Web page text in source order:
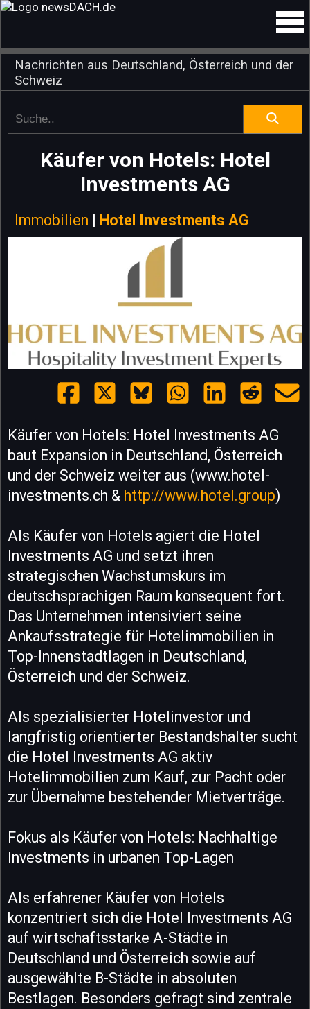
Nachrichten aus Deutschland, Österreich und der
Schweiz
Käufer von Hotels: Hotel
Investments AG
Immobilien | Hotel Investments AG
Käufer von Hotels: Hotel Investments AG
baut Expansion in Deutschland, Österreich
und der Schweiz weiter aus (www.hotel-
investments.ch & http://www.hotel.group)
Als Käufer von Hotels agiert die Hotel
Investments AG und setzt ihren
strategischen Wachstumskurs im
deutschsprachigen Raum konsequent fort.
Das Unternehmen intensiviert seine
Ankaufsstrategie für Hotelimmobilien in
Top-Innenstadtlagen in Deutschland,
Österreich und der Schweiz.
Als spezialisierter Hotelinvestor und
langfristig orientierter Bestandshalter sucht
die Hotel Investments AG aktiv
Hotelimmobilien zum Kauf, zur Pacht oder
zur Übernahme bestehender Mietverträge.
Fokus als Käufer von Hotels: Nachhaltige
Investments in urbanen Top-Lagen
Als erfahrener Käufer von Hotels
konzentriert sich die Hotel Investments AG
auf wirtschaftsstarke A-Städte in
Deutschland und Österreich sowie auf
ausgewählte B-Städte in absoluten
Bestlagen. Besonders gefragt sind zentrale